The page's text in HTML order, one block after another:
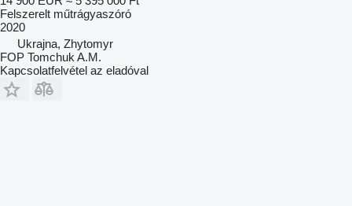
Felszerelt műtrágyaszóró
2020
Ukrajna, Zhytomyr
FOP Tomchuk A.M.
Kapcsolatfelvétel az eladóval